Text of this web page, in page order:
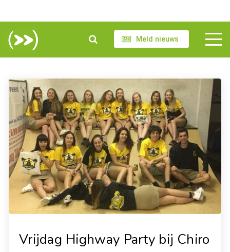
Meld nieuws
Vrijdag Highway Party bij Chiro